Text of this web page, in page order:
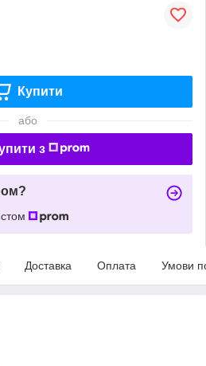
Купити
або
з
Доставка Оплата Умови